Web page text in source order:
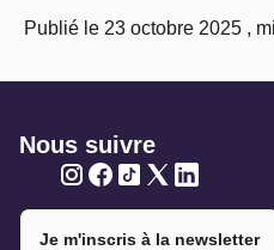
Publié le 23 octobre 2025 ,
Nous suivre
Je m'inscris à la newsletter